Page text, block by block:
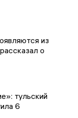
из
о
тульский
6